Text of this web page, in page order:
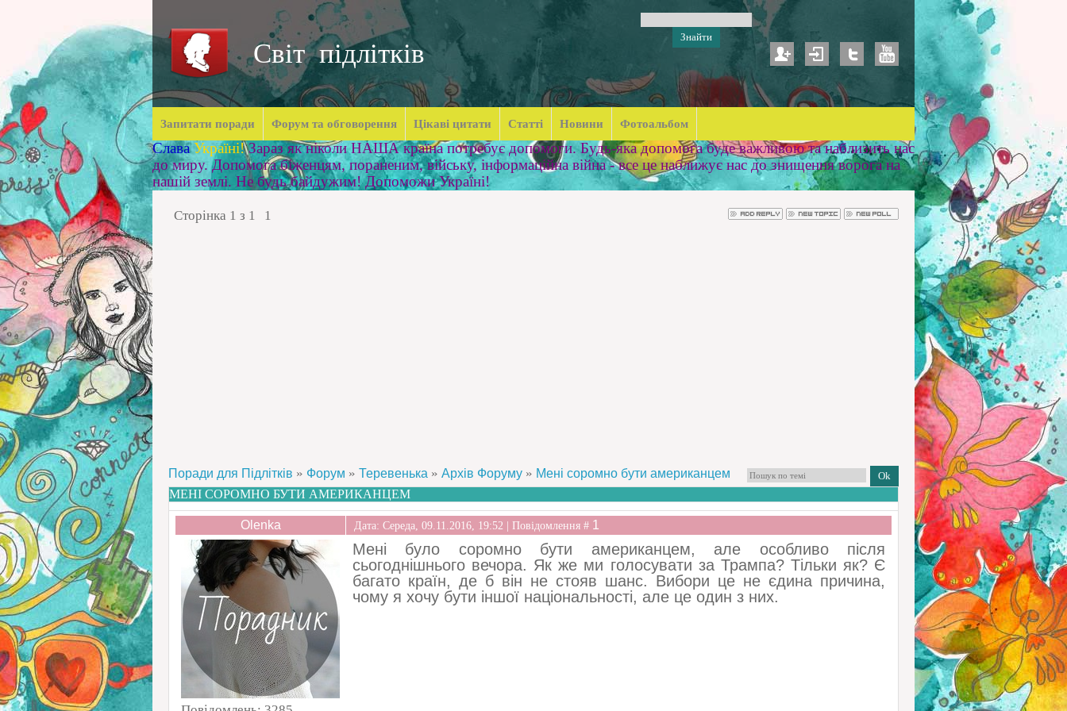
Світ підлітків
Запитати поради Форум та обговорення Цікаві цитати Статті Новини Фотоальбом
Слава Україні! Зараз як ніколи НАША країна потребує допомоги. Будь-яка допомога буде важливою та наблизить нас
до миру. Допомога біженцям, пораненим, війську, інформаційна війна - все це наближує нас до знищення ворога на
нашій землі. Не будь байдужим! Допоможи Україні!
Сторінка 1 з 1 1
Поради для Підлітків » Форум » Теревенька » Архів Форуму » Мені соромно бути американцем
МЕНІ СОРОМНО БУТИ АМЕРИКАНЦЕМ
Olenka Дата: Середа, 09.11.2016, 19:52 | Повідомлення # 1
Мені було соромно бути американцем, але особливо після
сьогоднішнього вечора. Як же ми голосувати за Трампа? Тільки як? Є
багато країн, де б він не стояв шанс. Вибори це не єдина причина,
чому я хочу бути іншої національності, але це один з них.